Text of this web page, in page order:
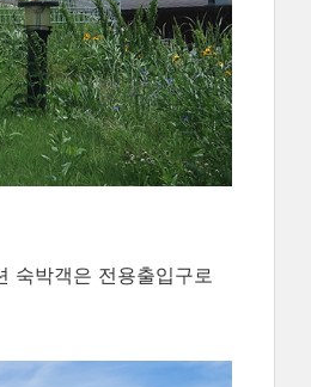
숙박객은 전용출입구로